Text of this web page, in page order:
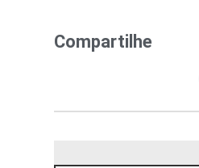
Compartilhe